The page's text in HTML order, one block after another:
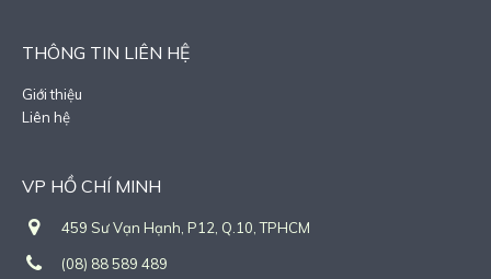
THÔNG TIN LIÊN HỆ
Giới thiệu
Liên hệ
VP HỒ CHÍ MINH
459 Sư Vạn Hạnh, P12, Q.10, TPHCM
(08) 88 589 489